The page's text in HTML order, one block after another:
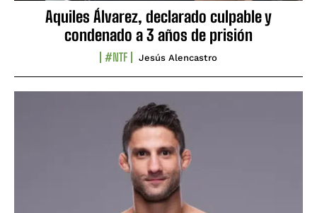
Aquiles Álvarez, declarado culpable y
condenado a 3 años de prisión
#NTF Jesús Alencastro